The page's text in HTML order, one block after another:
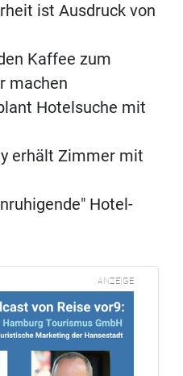
ist Ausdruck von
Kaffee zum
machen
Hotelsuche mit
erhält Zimmer mit
Hotel-
ANZEIGE